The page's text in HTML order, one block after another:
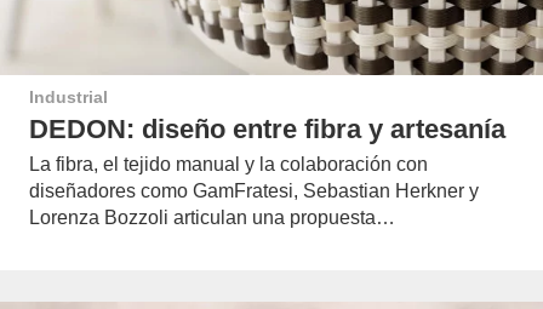
Industrial
DEDON: diseño entre fibra y artesanía
La fibra, el tejido manual y la colaboración con
diseñadores como GamFratesi, Sebastian Herkner y
Lorenza Bozzoli articulan una propuesta…